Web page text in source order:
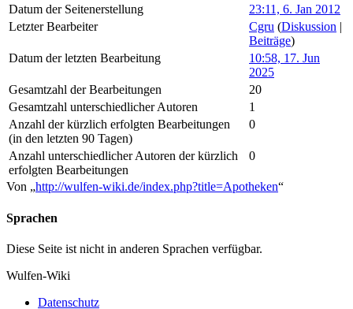
Datum der Seitenerstellung
23:11, 6. Jan 2012
Letzter Bearbeiter
Cgru (Diskussion |
Beiträge)
Datum der letzten Bearbeitung
10:58, 17. Jun
2025
Gesamtzahl der Bearbeitungen
20
Gesamtzahl unterschiedlicher Autoren
1
Anzahl der kürzlich erfolgten Bearbeitungen
(in den letzten 90 Tagen)
0
Anzahl unterschiedlicher Autoren der kürzlich
erfolgten Bearbeitungen
0
Von „http://wulfen-wiki.de/index.php?title=Apotheken“
Sprachen
Diese Seite ist nicht in anderen Sprachen verfügbar.
Wulfen-Wiki
Datenschutz